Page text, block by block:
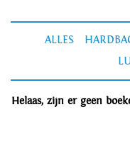
ALLES
Helaas, zijn er geen